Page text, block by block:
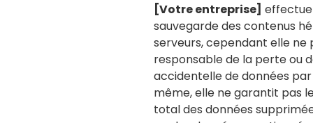
[Votre entreprise]
sauvegarde des contenus
serveurs, cependant elle
responsable de la perte ou
accidentelle de données
même, elle ne garantit pas
total des données